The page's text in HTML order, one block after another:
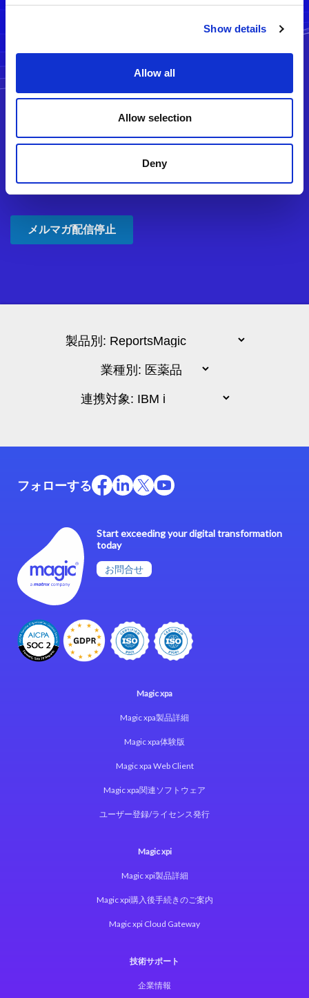
Show details
Allow all
Allow selection
Deny
Start exceeding your digital transformation
today
お問合せ
フォローする
Magic xpa
Magic xpa製品詳細
Magic xpa体験版
Magic xpa Web Client
Magic xpa関連ソフトウェア
ユーザー登録/ライセンス発行
Magic xpi
Magic xpi製品詳細
Magic xpi購入後手続きのご案内
Magic xpi Cloud Gateway
技術サポート
企業情報